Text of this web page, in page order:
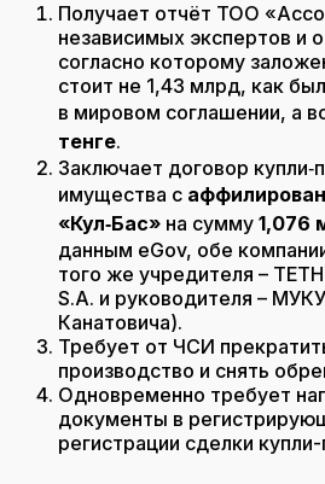
Получает отчёт ТОО
независимых экспертов и
согласно которому
стоит не 1,43 млрд, как
в мировом соглашении, а
тенге.
Заключает договор
имущества с
«Кул‑Бас» на сумму 1,076
данным eGov, обе
того же учредителя –
S.A. и руководителя –
Канатовича).
Требует от ЧСИ
производство и снять
Одновременно требует
документы в
регистрации сделки